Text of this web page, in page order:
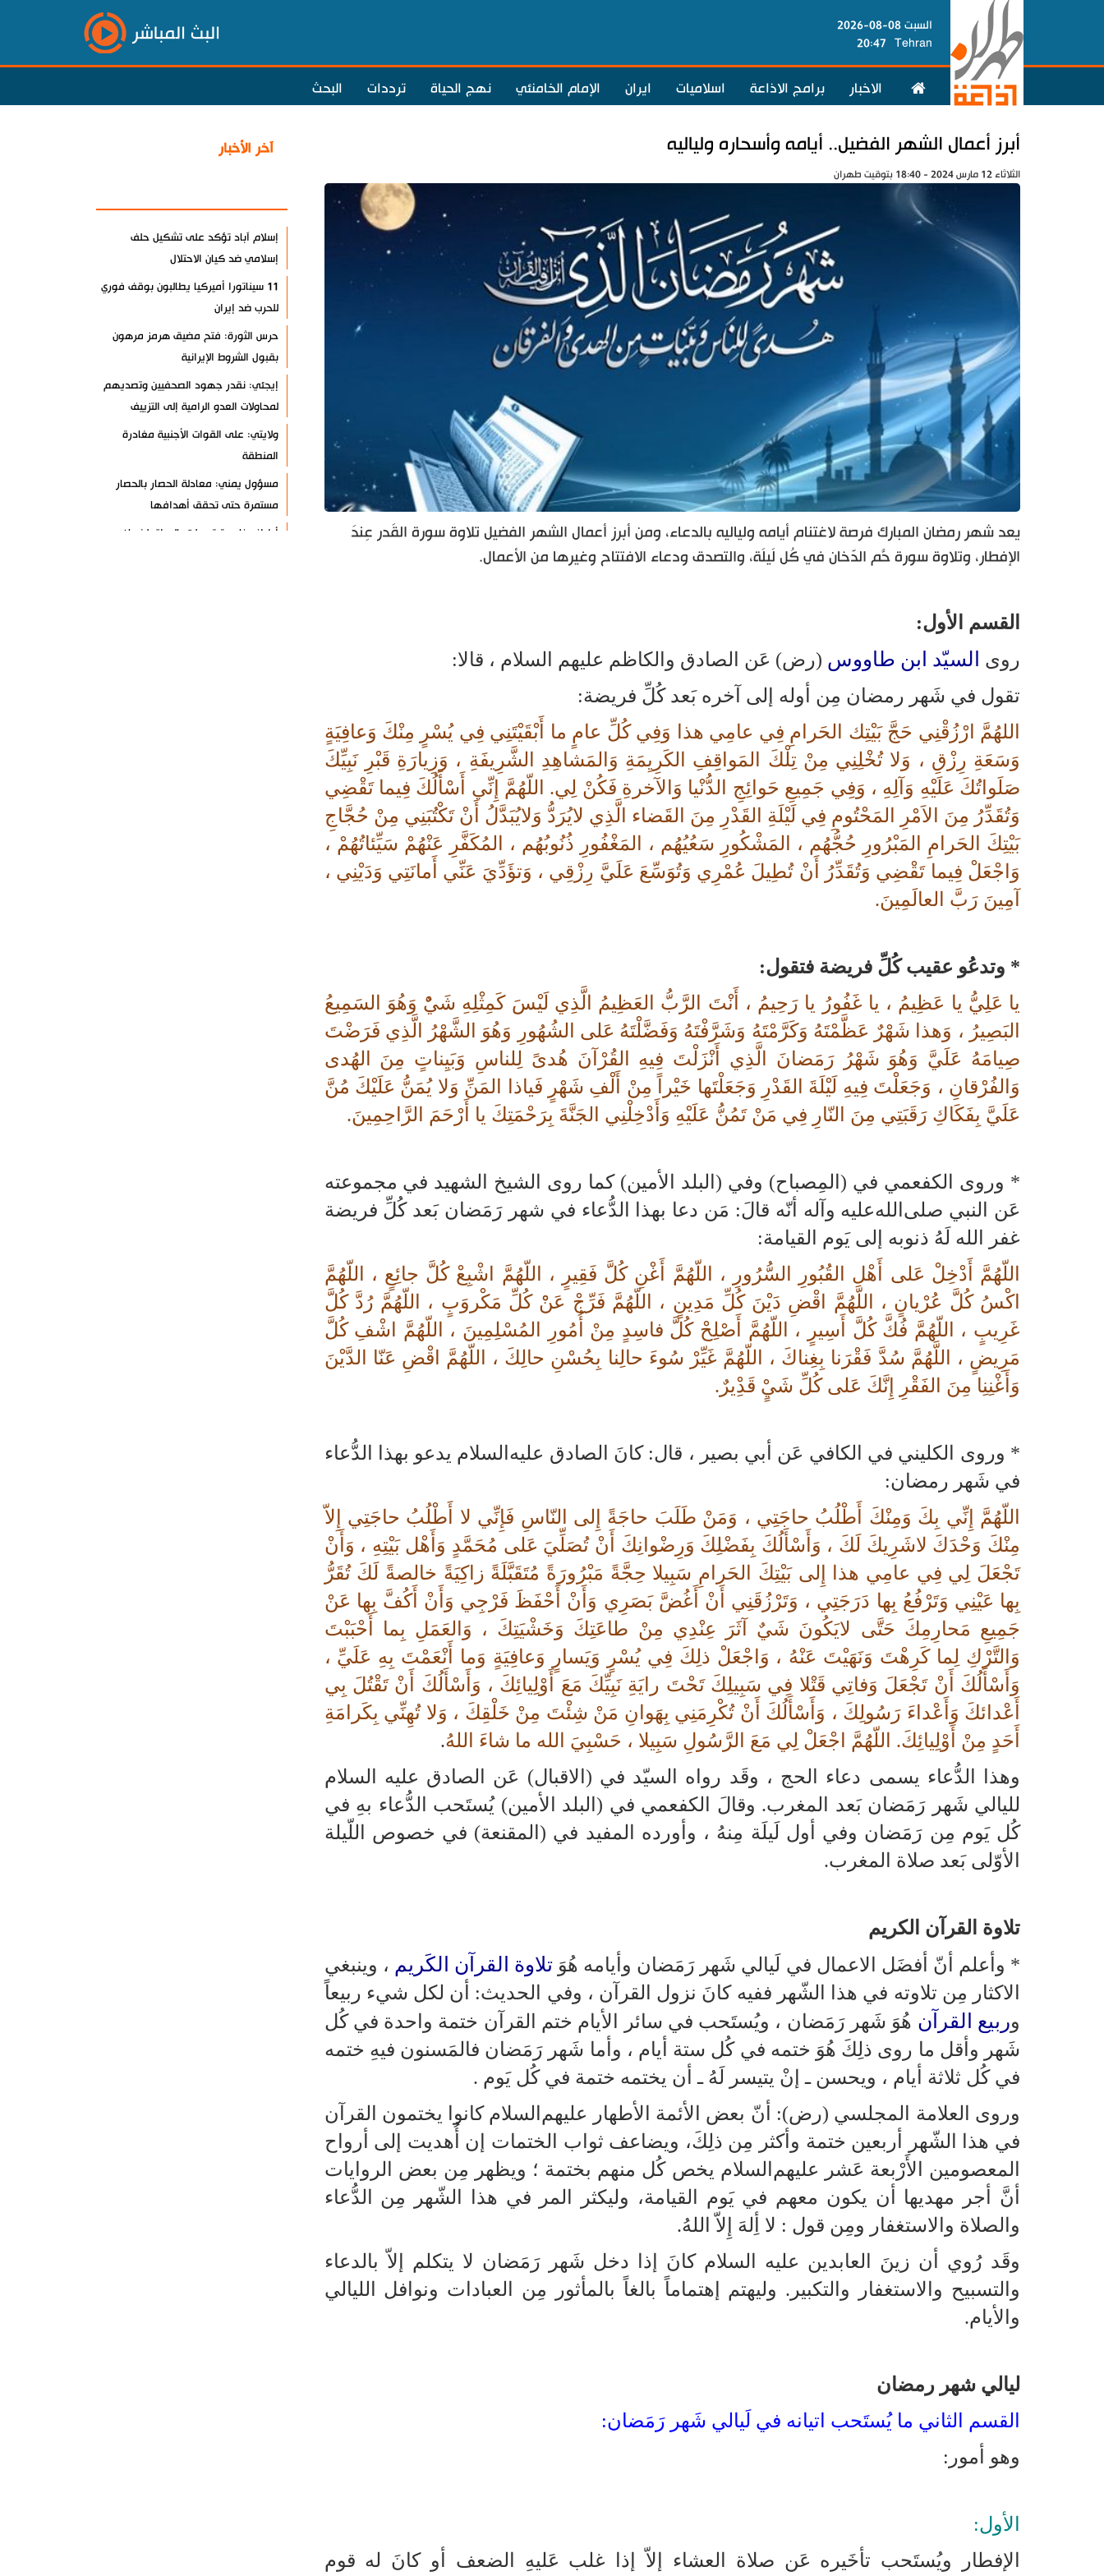
السبت 08-08-2026
Tehran
20:47 البث المباشر
الاخبار برامج الاذاعة اسلاميات ايران الإمام الخامنئي نهج الحياة ترددات البحث
أبرز أعمال الشهر الفضيل.. أيامه وأسحاره ولياليه
الثلاثاء 12 مارس 2024 - 18:40 بتوقيت طهران
يعد شهر رمضان المبارك فرصة لاغتنام أيامه ولياليه بالدعاء، ومن أبرز أعمال الشهر الفضيل تلاوة سورة القَدر عِندَ
الإفطار، وتلاوة سورة حَّم الدّخان في كُل لَيلَة، والتصدق ودعاء الافتتاح وغيرها من الأعمال.
القسم الأول:
روى السيّد ابن طاووس (رض) عَن الصادق والكاظم عليهم‌ السلام ، قالا:
تقول في شَهر رمضان مِن أوله إلى آخره بَعد كُلِّ فريضة:
اللهُمَّ ارْزُقْنِي حَجَّ بَيْتِك الحَرامِ فِي عامِي هذا وَفِي كُلِّ عامٍ ما أَبْقَيْتَنِي فِي يُسْرٍ مِنْكَ وَعافِيَةٍ
وَسَعَةِ رِزْقِ ، وَلا تُخْلِنِي مِنْ تِلْكَ المَواقِفِ الكَرِيِمَةِ وَالمَشاهِدِ الشَّرِيفَةِ ، وَزِيارَةِ قَبْرِ نَبِيِّكَ
صَلَواتُكَ عَلَيْهِ وَآلِهِ ، وَفِي جَمِيعِ حَوائِجِ الدُّنْيا وَالآخرةِ فَكُنْ لِي. اللّهُمَّ إِنِّي أَسْأَلُكَ فِيما تَقْضِي
وَتُقَدِّرُ مِنَ الاَمْرِ المَحْتُومِ فِي لَيْلَةِ القَدْرِ مِنَ القَضاء الَّذِي لايُرَدُّ وَلايُبَدَّلُ أَنْ تَكْتُبَنِي مِنْ حُجَّاجِ
بَيْتِكَ الحَرامِ المَبْرُورِ حُجُّهُم ، المَشْكُورِ سَعُيُهُم ، المَغْفُورِ ذُنُوبُهُم ، المُكَفَّرِ عَنْهُمْ سَيِّئاتُهُمْ ،
وَاجْعَلْ فِيما تَقْضِي وَتُقَدِّرُ أَنْ تُطِيلَ عُمْرِي وَتُوَسِّعَ عَلَيَّ رِزْقِي ، وَتؤَدِّيَ عَنِّي أَمانَتِي وَدَيْنِي ،
آمِينَ رَبَّ العالَمِينَ.
* وتدعُو عقيب كُلِّ فريضة فتقول:
يا عَلِيُّ يا عَظِيمُ ، يا غَفُورُ يا رَحِيمُ ، أَنْتَ الرَّبُّ العَظِيمُ الَّذِي لَيْسَ كَمِثْلِهِ شَيٌْ وَهُوَ السَمِيعُ
البَصِيرُ ، وَهذا شَهْرٌ عَظَّمْتَهُ وَكَرَّمْتَهُ وَشَرَّفْتَهُ وَفَضَّلْتَهُ عَلى الشُهُورِ وَهُوَ الشَّهْرُ الَّذِي فَرَضْتَ
صِيامَهُ عَلَيَّ وَهُوَ شَهْرُ رَمَضانَ الَّذِي أَنْزَلْتَ فِيهِ القُرْآنَ هُدىً لِلناسِ وَبَيِناتٍ مِنَ الهُدى
وَالفُرْقانِ ، وَجَعَلْتَ فِيهِ لَيْلَةَ القَدْرِ وَجَعَلْتَها خَيْراً مِنْ أَلْفِ شَهْرٍ فَياذا المَنِّ وَلا يُمَنُّ عَلَيْكَ مُنَّ
عَلَيَّ بِفَكَاكِ رَقَبَتِي مِنَ النّارِ فِي مَنْ تَمُنُّ عَلَيْهِ وَأَدْخِلْنِي الجَنَّةَ بِرَحْمَتِكَ يا أَرْحَمَ الرَّاحِمِينَ.
* وروى الكفعمي في (المِصباح) وفي (البلد الأمين) كما روى الشيخ الشهيد في مجموعته
عَن النبي صلى‌الله‌عليه‌ وآله أنّه قالَ: مَن دعا بهذا الدُّعاء في شهر رَمَضان بَعد كُلِّ فريضة
غفر الله لَهُ ذنوبه إلى يَوم القيامة:
اللّهُمَّ أَدْخِلْ عَلى أَهْلِ القُبُورِ السُّرُورِ ، اللّهُمَّ أَغْنِ كُلَّ فَقِيرٍ ، اللّهُمَّ اشْبِعْ كُلَّ جائِعٍ ، اللّهُمَّ
اكْسُ كُلَّ عُرْيانٍ ، اللّهُمَّ اقْضِ دَيْنَ كُلِّ مَدِينٍ ، اللّهُمَّ فَرِّجْ عَنْْ كُلِّ مَكْروَبٍ ، اللّهُمَّ رُدَّ كُلَّ
غَرِيبٍ ، اللّهُمَّ فُكَّ كُلَّ أَسِيرٍ ، اللّهُمَّ أَصْلِحْ كُلَّ فاسِدٍ مِنْ أُمُورِ المُسْلِمِينَ ، اللّهُمَّ اشْفِ كُلَّ
مَرِيضٍ ، اللَّهُمَّ سُدَّ فَقْرَنا بِغِناكَ ، اللّهُمَّ غَيِّرْ سُوءَ حالِنا بِحُسْنِ حالِكَ ، اللّهُمَّ اقْضِ عَنّا الدَّيْنَ
وَأَغْنِنِا مِنَ الفَقْرِ إِنَّكَ عَلى كُلِّ شَيٍْ قَدِْيرٌ.
* وروى الكليني في الكافي عَن أبي بصير ، قال: كانَ الصادق عليه‌السلام يدعو بهذا الدُّعاء
في شَهر رمضان:
اللّهُمَّ إِنِّي بِكَ وَمِنْكَ أَطْلُبُ حاجَتِي ، وَمَنْ طَلَبَ حاجَةً إِلى النّاسِ فَإِنِّي لا أَطْلُبُ حاجَتِي إِلاّ
مِنْكَ وَحْدَكَ لاشَرِيكَ لَكَ ، وَأَسْأَلُكَ بِفَضْلِكَ وَرِضْوانِكَ أَنْ تُصَلِّيَ عَلى مُحَمَّدٍ وَأَهْل بَيْتِهِ ، وَأَنْ
تَجْعَلَ لِي فِي عامِي هذا إِلى بَيْتِكَ الحَرامِ سَبِيلا حِجَّةً مَبْرُورَةً مُتَقَبَّلَةً زاكِيَةً خالصةً لَكَ تُقَرُّ
بِها عَيْنِي وَتَرْفُعُ بِها دَرَجَتِي ، وَتَرْزُقَنِي أَنْ أَغُضَّ بَصَرِي وَأَنْ أَحْفَظَ فَرْجِي وَأَنْ أَكُفَّ بِها عَنْ
جَمِيعِ مَحارِمِكَ حَتَّى لايَكُونَ شَيٌ آثَرَ عِنْدِي مِنْ طاعَتِكَ وَخَشْيَتِكَ ، وَالعَمَلِ بِما أَحْبَبْتَ
وَالتَّرْكِ لِما كَرِهْتَ وَنَهَيْتَ عَنْهُ ، وَاجْعَلْ ذلِكَ فِي يُسْرٍ وَيَسارٍ وَعافِيَةٍ وَما أَنْعَمْتَ بِهِ عَلَيِّ ،
وَأَسْأَلُكَ أَنْ تَجْعَلَ وَفاتِي قَتْلا فِي سَبِيلِكَ تَحْتَ رايَةِ نَبِيِّكَ مَعَ أَوْلِيائِكَ ، وَأَسْأَلُكَ أَنْ تَقْتُلَ بِي
أَعْدائكَ وَأَعْداءَ رَسُولِكَ ، وَأَسْأَلُكَ أَنْ تُكْرِمَنِي بِهَوانِ مَنْ شِئْتَ مِنْ خَلْقِكَ ، وَلا تُهِنِّي بِكَرامَةِ
أَحَدٍ مِنْ أَوْلِيائِكَ. اللّهُمَّ اجْعَلْ لِي مَعَ الرَّسُولِ سَبِيلا ، حَسْبِيَ الله ما شاءَ اللهُ.
وهذا الدُّعاء يسمى دعاء الحج ، وقَد رواه السيّد في (الاقبال) عَن الصادق عليه‌ السلام
لليالي شَهر رَمَضان بَعد المغرب. وقالَ الكفعمي في (البلد الأمين) يُستَحب الدُّعاء بهِ في
كُل يَوم مِن رَمَضان وفي أول لَيلَة مِنهُ ، وأورده المفيد في (المقنعة) في خصوص اللّيلة
الأوّلى بَعد صلاة المغرب.
تلاوة القرآن الكريم
* وأعلم أنّ أفضَل الاعمال في لَيالي شَهر رَمَضان وأيامه هُوَ تلاوة القرآن الكَريم ، وينبغي
الاكثار مِن تلاوته في هذا الشّهر ففيه كانَ نزول القرآن ، وفي الحديث: أن لكل شيء ربيعاً
وربيع القرآن هُوَ شَهر رَمَضان ، ويُستَحب في سائر الأيام ختم القرآن ختمة واحدة في كُل
شَهر وأقل ما روى ذلِكَ هُوَ ختمه في كُل ستة أيام ، وأما شَهر رَمَضان فالمَسنون فيهِ ختمه
في كُل ثلاثة أيام ، ويحسن ـ إنْ يتيسر لَهُ ـ أن يختمه ختمة في كُل يَوم .
وروى العلامة المجلسي (رض): أنّ بعض الأئمة الأطهار عليهم‌السلام كانوا يختمون القرآن
في هذا الشّهر أربعين ختمة وأكثر مِن ذلِكَ، ويضاعف ثواب الختمات إن أُهديت إلى أرواح
المعصومين الأَرْبعة عَشر عليهم‌السلام يخص كُل منهم بختمة ؛ ويظهر مِن بعض الروايات
أنَّ أجر مهديها أن يكون معهم في يَوم القيامة، وليكثر المر في هذا الشّهر مِن الدُّعاء
والصلاة والاستغفار ومِن قول : لا أِلهَ إِلاّ اللهُ.
وقَد رُوي أن زينَ العابدين عليه‌ السلام كانَ إذا دخل شَهر رَمَضان لا يتكلم إلاّ بالدعاء
والتسبيح والاستغفار والتكبير. وليهتم إهتماماً بالغاً بالمأثور مِن العبادات ونوافل الليالي
والأيام.
ليالي شهر رمضان
القسم الثاني ما يُستَحب اتيانه في لَيالي شَهر رَمَضان:
وهو أمور:
الأول:
الإفطار ويُستَحب تأخَيره عَن صلاة العشاء إلاّ إذا غلب عَليهِ الضعف أو كانَ له قوم
آخر الأخبار
إسلام آباد تؤكد على تشكيل حلف
إسلامي ضد كيان الاحتلال
11 سيناتورا أميركيا يطالبون بوقف فوري
للحرب ضد إيران
حرس الثورة: فتح مضيق هرمز مرهون
بقبول الشروط الإيرانية
إيجئي: نقدر جهود الصحفيين وتصديهم
لمحاولات العدو الرامية إلى التزييف
ولايتي: على القوات الأجنبية مغادرة
المنطقة
مسؤول يمني: معادلة الحصار بالحصار
مستمرة حتى تحقق أهدافها
أطراف خارجية توسلت بالعراق لضمان عدم